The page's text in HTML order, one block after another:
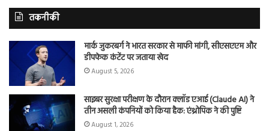
तकनीकी
मार्क जुकरबर्ग ने भारत सरकार से माफी मांगी, सीएसएएम और
डीपफेक कंटेंट पर जताया खेद
August 5, 2026
साइबर सुरक्षा परीक्षण के दौरान क्लॉड एआई (Claude AI) ने
तीन असली कंपनियों को किया हैक: एंथ्रोपिक ने की पुष्टि
August 1, 2026